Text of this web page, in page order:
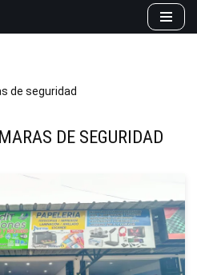
de seguridad
DE SEGURIDAD